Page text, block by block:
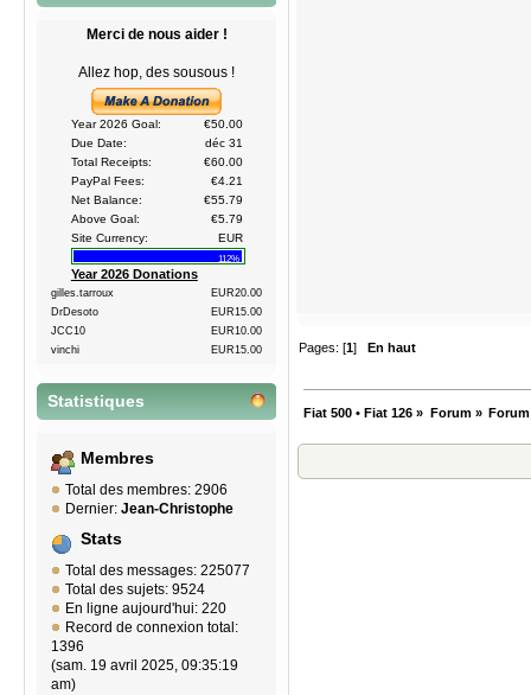
Merci de nous aider !
Allez hop, des sousous !
Year 2026 Goal:
€50.00
Due Date:
déc 31
Total Receipts:
€60.00
PayPal Fees:
€4.21
Net Balance:
€55.79
Above Goal:
€5.79
Site Currency:
EUR
112%
Year 2026 Donations
gilles.tarroux
EUR20.00
DrDesoto
EUR15.00
JCC10
EUR10.00
vinchi
EUR15.00
Statistiques
Membres
Total des membres: 2906
Dernier: Jean-Christophe
Stats
Total des messages: 225077
Total des sujets: 9524
En ligne aujourd'hui: 220
Record de connexion total:
1396
(sam. 19 avril 2025, 09:35:19
am)
Pages: [1]En haut
Fiat 500 • Fiat 126 » Forum»